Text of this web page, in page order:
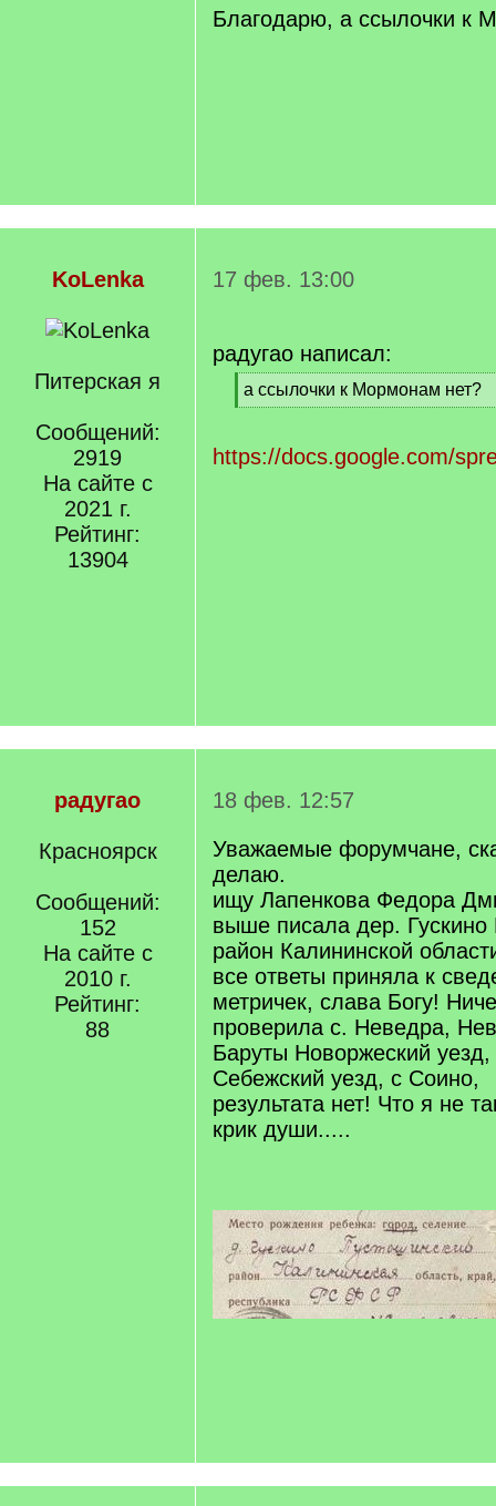
Благодарю, а ссылочки к
KoLenka
Питерская я
Сообщений:
2919
На сайте с
2021 г.
Рейтинг:
13904
17 фев. 13:00
радугао написал:
[
q
а ссылочки к Мормонам нет?
[
q
]
https://docs.google.com/
радугао
Красноярск
Сообщений:
152
На сайте с
2010 г.
Рейтинг:
88
18 фев. 12:57
Уважаемые форумчане,
делаю.
ищу Лапенкова Федора
выше писала дер. Гускино
район Калининской
все ответы приняла к
метричек, слава Богу!
проверила с. Неведра,
Баруты Новоржеский
Себежский уезд, с Соино,
результата нет! Что я не
крик души.....